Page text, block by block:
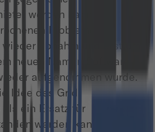
werden kann. Die
Probleme führten
abnahm und erst um
neuen Namen Software
aufgenommen wurde.
Idee des Grid
als ein Ersatz für
werden kann, indem